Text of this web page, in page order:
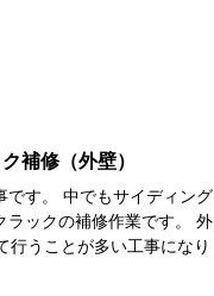
補修（外壁）
す。 中でもサイディング
ックの補修作業です。 外
うことが多い工事になり